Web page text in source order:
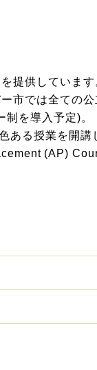
提供しています
市では全ての公
を導入予定)。
ある授業を開講
(AP)